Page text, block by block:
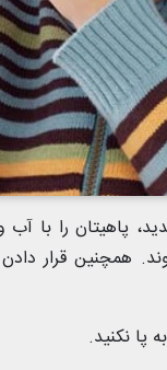
پاهیتان را
همچنین قرار